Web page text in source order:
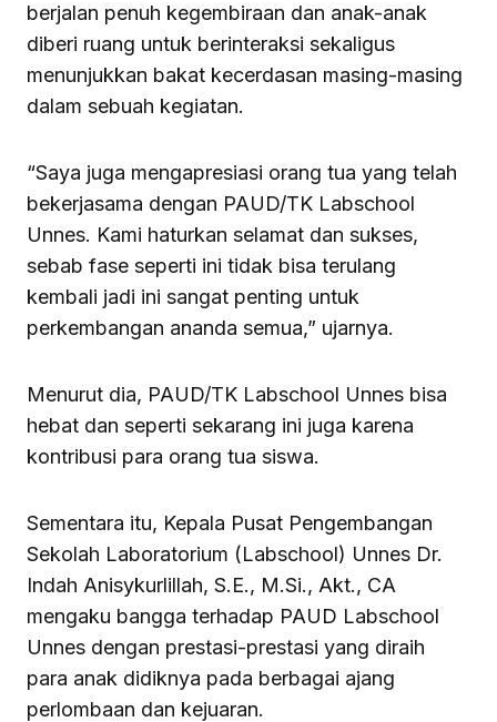
berjalan penuh kegembiraan dan anak-anak
diberi ruang untuk berinteraksi sekaligus
menunjukkan bakat kecerdasan masing-masing
dalam sebuah kegiatan.
“Saya juga mengapresiasi orang tua yang telah
bekerjasama dengan PAUD/TK Labschool
Unnes. Kami haturkan selamat dan sukses,
sebab fase seperti ini tidak bisa terulang
kembali jadi ini sangat penting untuk
perkembangan ananda semua,” ujarnya.
Menurut dia, PAUD/TK Labschool Unnes bisa
hebat dan seperti sekarang ini juga karena
kontribusi para orang tua siswa.
Sementara itu, Kepala Pusat Pengembangan
Sekolah Laboratorium (Labschool) Unnes Dr.
Indah Anisykurlillah, S.E., M.Si., Akt., CA
mengaku bangga terhadap PAUD Labschool
Unnes dengan prestasi-prestasi yang diraih
para anak didiknya pada berbagai ajang
perlombaan dan kejuaran.